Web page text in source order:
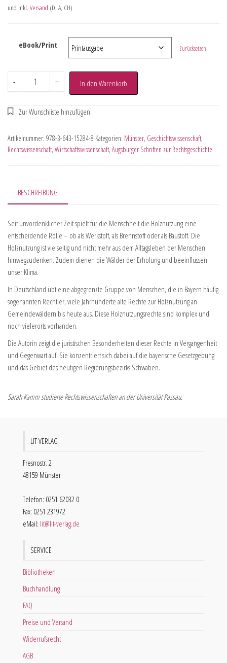
und inkl. Versand (D, A, CH)
eBook/Print Zurücksetzen
- + In den Warenkorb
Artikelnummer: 978-3-643-15284-8 Kategorien: Münster, Geschichtswissenschaft,
Rechtswissenschaft, Wirtschaftswissenschaft, Augsburger Schriften zur Rechtsgeschichte
BESCHREIBUNG
Seit unvordenklicher Zeit spielt für die Menschheit die Holznutzung eine
entscheidende Rolle – ob als Werkstoff, als Brennstoff oder als Baustoff. Die
Holznutzung ist vielseitig und nicht mehr aus dem Alltagsleben der Menschen
hinwegzudenken. Zudem dienen die Wälder der Erholung und beeinflussen
unser Klima.
In Deutschland übt eine abgegrenzte Gruppe von Menschen, die in Bayern häufig
sogenannten Rechtler, viele Jahrhunderte alte Rechte zur Holznutzung an
Gemeindewäldern bis heute aus. Diese Holznutzungsrechte sind komplex und
noch vielerorts vorhanden.
Die Autorin zeigt die juristischen Besonderheiten dieser Rechte in Vergangenheit
und Gegenwart auf. Sie konzentriert sich dabei auf die bayerische Gesetzgebung
und das Gebiet des heutigen Regierungsbezirks Schwaben.
Sarah Kamm studierte Rechtswissenschaften an der Universität Passau.
LIT VERLAG
Fresnostr. 2
48159 Münster
Telefon: 0251 62032 0
Fax: 0251 231972
eMail: lit@lit-verlag.de
SERVICE
Bibliotheken
Buchhandlung
FAQ
Preise und Versand
Widerrufsrecht
AGB